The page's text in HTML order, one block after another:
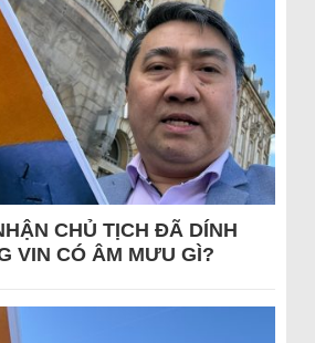
CHỦ TỊCH ĐÃ DÍNH
VIN CÓ ÂM MƯU GÌ?